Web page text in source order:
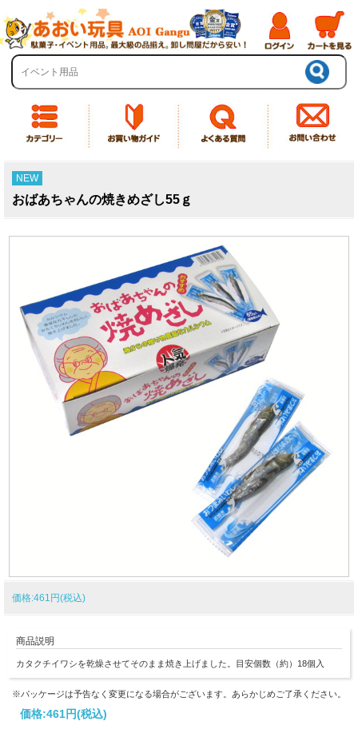
NEW
おばあちゃんの焼きめざし55ｇ
価格:461円(税込)
商品説明
カタクチイワシを乾燥させてそのまま焼き上げました。目安個数（約）18個入
※パッケージは予告なく変更になる場合がございます。あらかじめご了承ください。
価格:461円(税込)